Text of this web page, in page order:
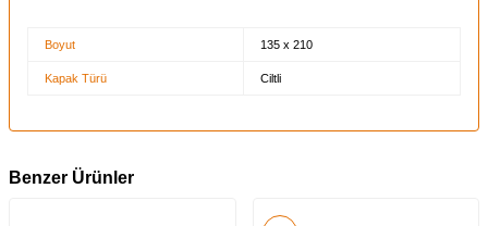
Boyut 135 x 210
Kapak Türü Ciltli
Benzer Ürünler